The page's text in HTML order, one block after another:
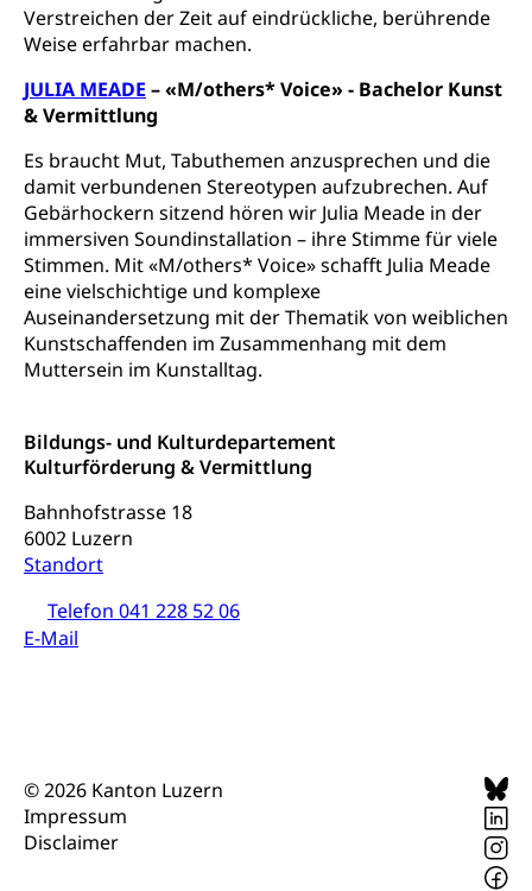
Verstreichen der Zeit auf eindrückliche, berührende
Weise erfahrbar machen.
JULIA MEADE – «M/others* Voice» - Bachelor Kunst
& Vermittlung
Es braucht Mut, Tabuthemen anzusprechen und die
damit verbundenen Stereotypen aufzubrechen. Auf
Gebärhockern sitzend hören wir Julia Meade in der
immersiven Soundinstallation – ihre Stimme für viele
Stimmen. Mit «M/others* Voice» schafft Julia Meade
eine vielschichtige und komplexe
Auseinandersetzung mit der Thematik von weiblichen
Kunstschaffenden im Zusammenhang mit dem
Muttersein im Kunstalltag.
Bildungs- und Kulturdepartement
Kulturförderung & Vermittlung
Bahnhofstrasse 18
6002 Luzern
Standort
Telefon 041 228 52 06
E-Mail
© 2026 Kanton Luzern
Impressum
Disclaimer
Schifffahrt (Strassenverkehrsamt)
Strasse
Autoverkehr, Lastwagenverkehr, Schwerverkehr,
leistungsabhängige Schwerverkehrsabgabe,
Langsamverkehr, Transportmittel, Auto, Motorrad,
Individualverkehr
zentras (Betrieb und Unterhalt LU, OW, NW,
ZG)
Strassenverkehrsamt
Verkehr und Infrastruktur vif
Kantonsstrassen
Persönliches
Zivilstand
Geburt, Heirat, Ehe, Partnerschaft, Tod,
Zivilstandsamt, Zivilstandsregiste
Adoptivkind, Adoptiveltern, Adoptionsvermittlung,
Adoptionsverfahren, elterliche Gewalt, elterliche
Sorge
Aufenthaltsbewilligungen
Niederlassungsbewilligung, Aufenthalt,
Niederlassung, Wohnsitz
Strafregisterauszug bestellen
Waffen, Sprengstoffe und Pyrotechnik
Nationalität, Staatsangehörigkeit,
Staatsbürgerschaft, Bürgerrecht, Erwerb des
Bürgerrechts, Verlust des Bürgerrechts,